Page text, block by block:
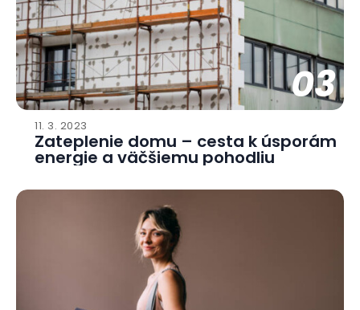
03
11. 3. 2023
Zateplenie domu – cesta k úsporám
energie a väčšiemu pohodliu